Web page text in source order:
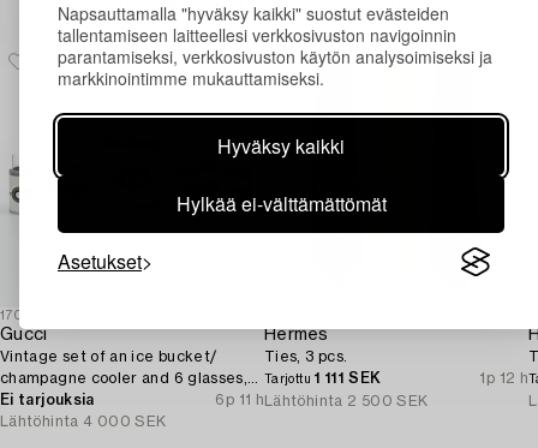
Napsauttamalla "hyväksy kaikki" suostut evästeiden
tallentamiseen laitteellesi verkkosivuston navigoinnin
parantamiseksi, verkkosivuston käytön analysoimiseksi ja
markkinointimme mukauttamiseksi.
Hyväksy kaikki
Hylkää ei-välttämättömät
Asetukset
1708986
Gucci
Vintage set of an ice bucket/
champagne cooler and 6 glasses,
1970's.
Ei tarjouksia
6p 11 h
Lähtöhinta 4 000 SEK
Hermès
Ties, 3 pcs.
Tarjottu1 111 SEK
1p 12 h
Lähtöhinta 2 500 SEK